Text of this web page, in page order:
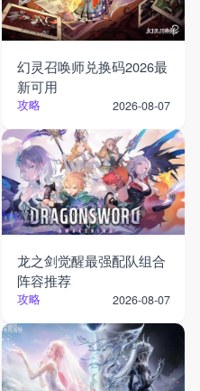
幻灵召唤师兑换码2026最
新可用
攻略 2026-08-07
龙之剑觉醒最强配队组合
阵容推荐
攻略 2026-08-07